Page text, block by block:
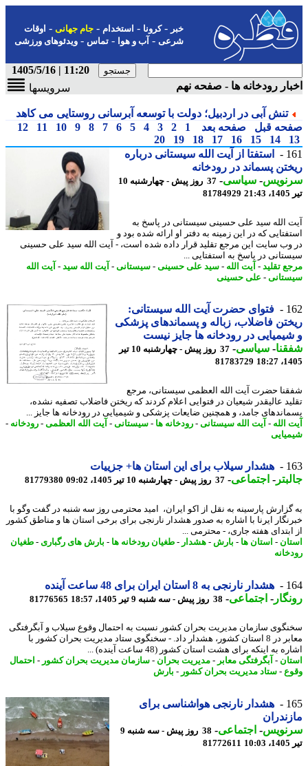
-کرونا-استخدام- جام جهانی-اوقات
شرعی-آب و هوا-تماس-ویدئوهای ورزشی
11:20 | 1405/5/16
رودخانه ها - صفحه نهم
سرویسها
تنش آبی در اردبیل؛ دولت با توسعه آبرسانی روستایی می کاهد
قبل صفحه بعد 1
2
3
4
5
6
7
8
9
10
11
12
14
15
16
17
18
19
20
استفتا از آیت الله سیستانی درباره
پسماند در رودخانه
-سیاسی-
37 روز پیش - چهارشنبه 10
81784929
الله سید علی حسینی سیستانی در پاسخ به
که در این زمینه به دفتر او ارائه شده بود و
سایت این مرجع تقلید قرار داده شده است، - آیت الله سید علی حسینی
در پاسخ به استفتایی ...
تقلید-آیت الله-سید علی حسینی-سیستانی-آیت الله سید -آیت الله
-علی حسینی
فتوای حضرت آیت الله سیستانی:
فاضلاب، زباله و پسماندهای پزشکی
در رودخانه ها جایز نیست
-سیاسی-
37 روز پیش - چهارشنبه 10 تیر
81783729
حضرت آیت الله العظمی سیستانی، مرجع
عالیقدر شیعیان در فتوایی اعلام کردند که ریختن فاضلاب تصفیه نشده،
جامد، و همچنین ضایعات پزشکی و شیمیایی در رودخانه ها جایز ...
الله-آیت الله سیستانی-رودخانه ها- سیستانی-آیت الله العظمی-رودخانه-
هشدار سیلاب برای این استان ها+ جزییات
-اجتماعی-37 روز پیش - چهارشنبه 10 تیر 1405، 09:02 81779380
پارسینه به نقل از اکو ایران، امید محترمی روز سه شنبه در گفت وگو با
ایرنا با اشاره به صدور هشدار نارنجی برای برخی استان ها و مناطق کشور
هفته جاری، - محترمی ...
-استان ها- بارش-هشدار-طغیان رودخانه ها- بارش های رگباری- طغیان
هشدار نارنجی به 8 استان ایران برای 48 ساعت آینده
-اجتماعی-38 روز پیش - سه شنبه 9 تیر 1405، 18:57 81776565
سازمان مدیریت بحران کشور نسبت به احتمال وقوع سیلاب و آبگرفتگی
معابر در 8 استان کشور، هشدار داد. - سخنگوی ستاد مدیریت بحران کشور با
به اینکه برای هشت استان کشور (48 ساعت آینده) ...
-آبگرفتگی معابر-مدیریت بحران- سازمان مدیریت بحران کشور-احتمال
-ستاد مدیریت بحران کشور-بارش
هشدار نارنجی هواشناسی برای
-اجتماعی-
38 روز پیش - سه شنبه 9
81772611